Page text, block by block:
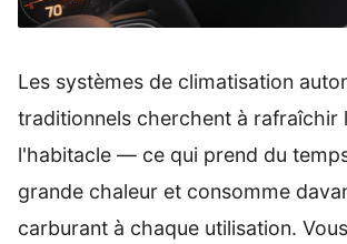
Les systèmes de climatisation
traditionnels cherchent à rafraîchir
l'habitacle — ce qui prend du
grande chaleur et consomme
carburant à chaque utilisation.